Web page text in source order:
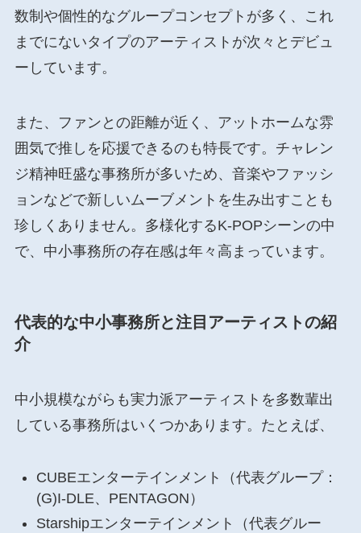
数制や個性的なグループコンセプトが多く、これ
までにないタイプのアーティストが次々とデビュ
ーしています。
また、ファンとの距離が近く、アットホームな雰
囲気で推しを応援できるのも特長です。チャレン
ジ精神旺盛な事務所が多いため、音楽やファッシ
ョンなどで新しいムーブメントを生み出すことも
珍しくありません。多様化するK-POPシーンの中
で、中小事務所の存在感は年々高まっています。
代表的な中小事務所と注目アーティストの紹
介
中小規模ながらも実力派アーティストを多数輩出
している事務所はいくつかあります。たとえば、
CUBEエンターテインメント（代表グループ：
(G)I-DLE、PENTAGON）
Starshipエンターテインメント（代表グルー